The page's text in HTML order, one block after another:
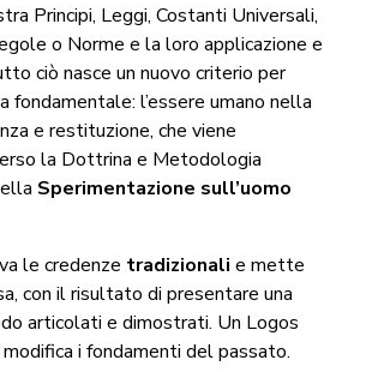
Principi, Leggi, Costanti Universali,
o Norme e la loro applicazione e
ciò nasce un nuovo criterio per
fondamentale: l’essere umano nella
e restituzione, che viene
la Dottrina e Metodologia
Sperimentazione sull’uomo
le credenze tradizionali e mette
con il risultato di presentare una
articolati e dimostrati. Un Logos
i fondamenti del passato.